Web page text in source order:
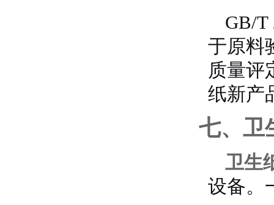
GB/T
于原料
质量评
纸新产
七、卫
卫生
设备。